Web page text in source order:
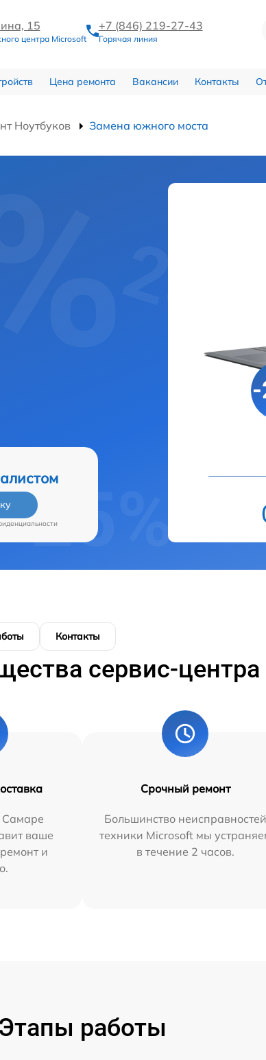
15
центра Microsoft
+7 (846) 219-27-43
Горячая линия
Цена ремонта Вакансии Контакты
Ноутбуков Замена южного моста
-
Контакты
сервис-центра
ваше
и
Срочный ремонт
Большинство неисправностей
техники Microsoft мы
в течение 2 часов.
Этапы работы